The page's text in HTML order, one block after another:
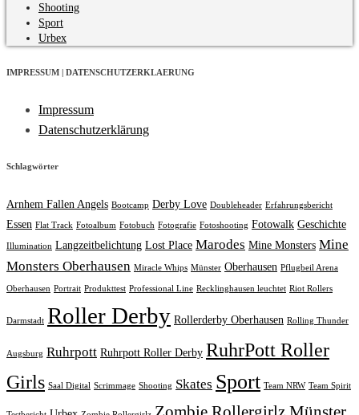
Shooting
Sport
Urbex
IMPRESSUM | DATENSCHUTZERKLAERUNG
Impressum
Datenschutzerklärung
Schlagwörter
Arnhem Fallen Angels Bootcamp Derby Love Doubleheader Erfahrungsbericht
Essen Flat Track Fotoalbum Fotobuch Fotografie Fotoshooting Fotowalk Geschichte
Illumination Langzeitbelichtung Lost Place Marodes Mine Monsters Mine
Monsters Oberhausen Miracle Whips Münster Oberhausen Pflugbeil Arena
Oberhausen Portrait Produkttest Professional Line Recklinghausen leuchtet Riot Rollers
Darmstadt Roller Derby Rollerderby Oberhausen Rolling Thunder
Augsburg Ruhrpott Ruhrpott Roller Derby RuhrPott Roller
Girls Saal Digital Scrimmage Shooting Skates Sport Team NRW Team Spirit